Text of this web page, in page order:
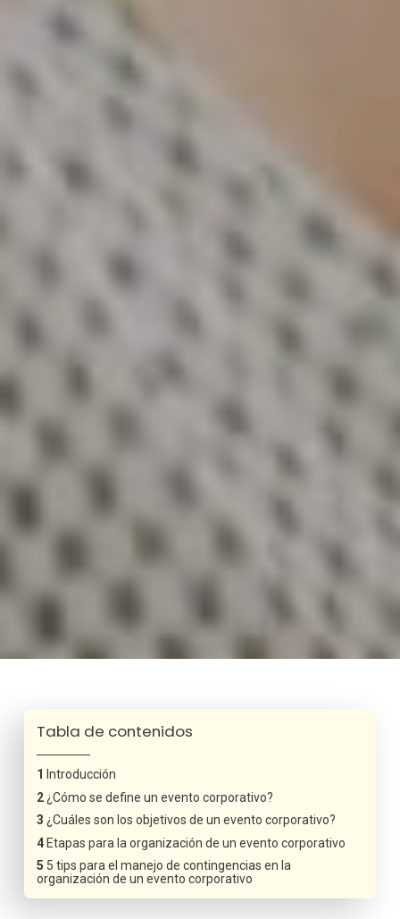
Tabla de contenidos
Introducción
¿Cómo se define un evento corporativo?
¿Cuáles son los objetivos de un evento corporativo?
Etapas para la organización de un evento corporativo
5 tips para el manejo de contingencias en la
organización de un evento corporativo